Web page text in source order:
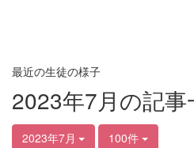
最近の生徒の様子
2023年7月の記事
2023年7月 100件